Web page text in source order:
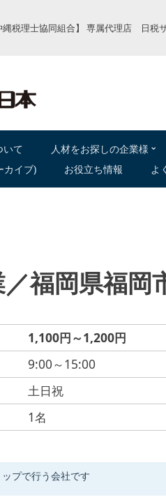
縄税理士協同組合】 専属代理店 日税
いて 人材をお探 しの企業様
カイブ) お役立ち情報 よ
福岡県福岡
1,100円～1,200円
9:00～15:00
土日祝
1名
プで行う会社です